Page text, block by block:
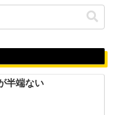
半端ない